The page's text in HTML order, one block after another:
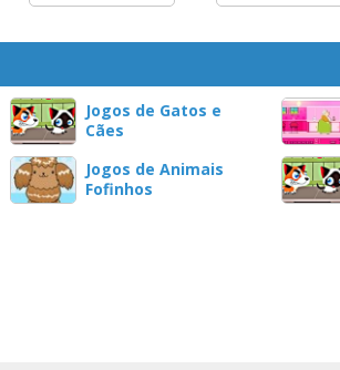
Jogos de Gatos e
Cães
Jogos de Animais
Fofinhos